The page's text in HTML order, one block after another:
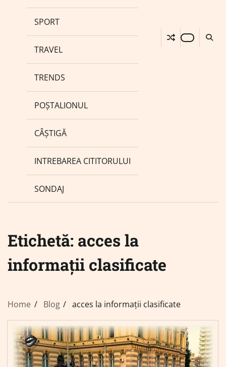
SPORT
TRAVEL
TRENDS
POȘTALIONUL
CÂȘTIGĂ
INTREBAREA CITITORULUI
SONDAJ
Etichetă: acces la
informații clasificate
Home Blog acces la informații clasificate